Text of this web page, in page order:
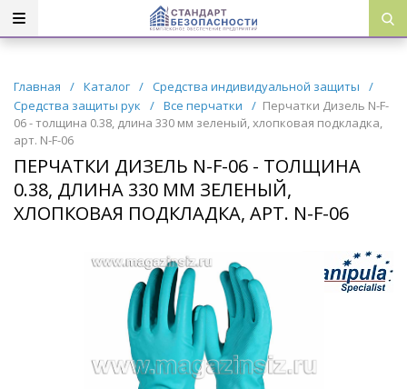
Главная / Каталог / Средства индивидуальной защиты
/
Средства защиты рук
/ Все перчатки / Перчатки Дизель N-F-
06 - толщина 0.38, длина 330 мм зеленый, хлопковая подкладка,
арт. N-F-06
ПЕРЧАТКИ ДИЗЕЛЬ N-F-06 - ТОЛЩИНА
0.38, ДЛИНА 330 ММ ЗЕЛЕНЫЙ,
ХЛОПКОВАЯ ПОДКЛАДКА, АРТ. N-F-06